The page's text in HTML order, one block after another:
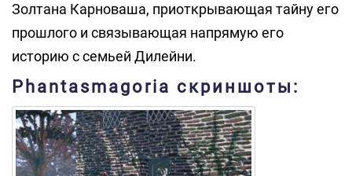
Золтана Карноваша, приоткрывающая тайну его
прошлого и связывающая напрямую его
историю с семьей Дилейни.
Phantasmagoria скриншоты: